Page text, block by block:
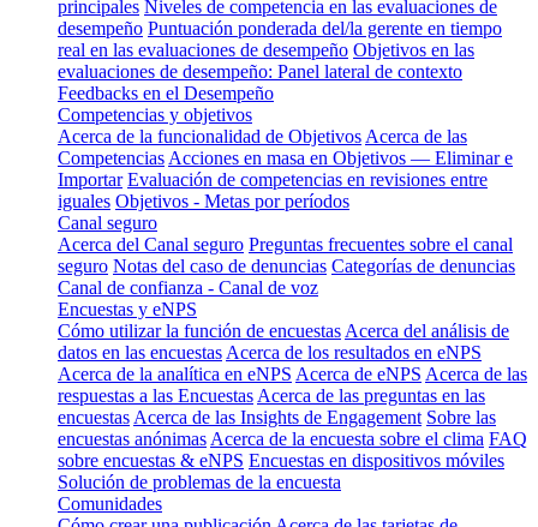
principales Niveles de competencia en las evaluaciones de
desempeño Puntuación ponderada del/la gerente en tiempo
real en las evaluaciones de desempeño Objetivos en las
evaluaciones de desempeño: Panel lateral de contexto
Feedbacks en el Desempeño
Competencias y objetivos
Acerca de la funcionalidad de Objetivos Acerca de las
Competencias Acciones en masa en Objetivos — Eliminar e
Importar Evaluación de competencias en revisiones entre
iguales Objetivos - Metas por períodos
Canal seguro
Acerca del Canal seguro Preguntas frecuentes sobre el canal
seguro Notas del caso de denuncias Categorías de denuncias
Canal de confianza - Canal de voz
Encuestas y eNPS
Cómo utilizar la función de encuestas Acerca del análisis de
datos en las encuestas Acerca de los resultados en eNPS
Acerca de la analítica en eNPS Acerca de eNPS Acerca de las
respuestas a las Encuestas Acerca de las preguntas en las
encuestas Acerca de las Insights de Engagement Sobre las
encuestas anónimas Acerca de la encuesta sobre el clima FAQ
sobre encuestas & eNPS Encuestas en dispositivos móviles
Solución de problemas de la encuesta
Comunidades